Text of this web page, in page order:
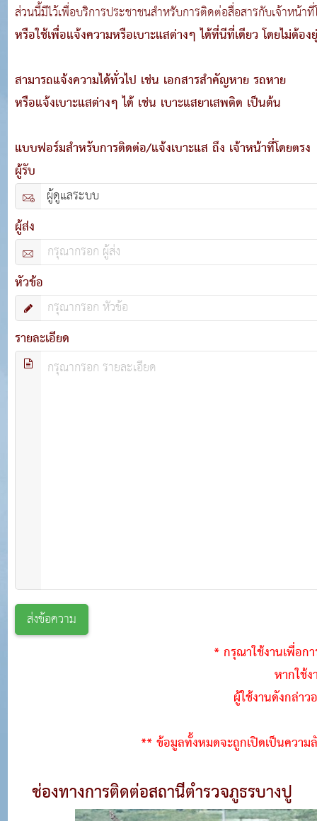
ส่วนนี้มีไว้เพื่อบริการประชาชนสำหรับการติดต่อสื่อสารกับเจ้าหน้า
หรือใช้เพื่อแจ้งความหรือเบาะแสต่างๆ ได้ที่นีที่เดียว โดยไม่ต้อง
สามารถแจ้งความได้ทั่วไป เช่น เอกสารสำคัญหาย รถหาย
หรือแจ้งเบาะแสต่างๆ ได้ เช่น เบาะแสยาเสพติด เป็นต้น
แบบฟอร์มสำหรับการติดต่อ/แจ้งเบาะแส ถึง เจ้าหน้าที่โดยตรง
ผู้รับ
ผู้ส่ง
หัวข้อ
รายละเอียด
ส่งข้อความ
* กรุณาใช้งานเพื่อก
หากใช้
ผู้ใช้งานดังกล่า
** ข้อมูลทั้งหมดจะถูกเปิดเป็นควา
ช่องทางการติดต่อสถานีตำรวจภูธรบางปู